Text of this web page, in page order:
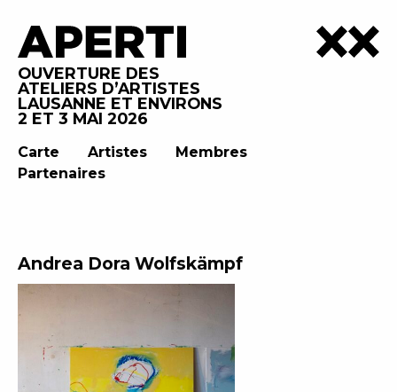
OUVERTURE DES
ATELIERS D’ARTISTES
LAUSANNE ET ENVIRONS
2 ET 3 MAI 2026
Carte Artistes
Membres
Partenaires
Andrea Dora Wolfskämpf